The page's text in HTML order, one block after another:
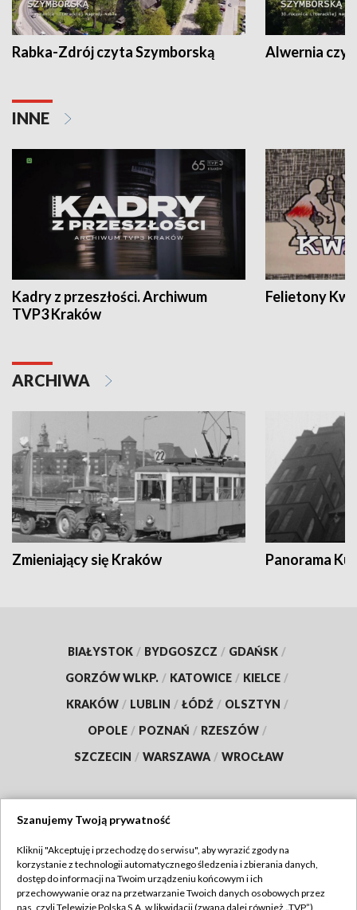
Rabka-Zdrój czyta Szymborską Alwernia
INNE
Kadry z przeszłości. Archiwum
TVP3 Kraków
Felietony
ARCHIWA
Zmieniający się Kraków Panorama
BIAŁYSTOK / BYDGOSZCZ / GDAŃSK /
GORZÓW WLKP. / KATOWICE / KIELCE /
KRAKÓW / LUBLIN / ŁÓDŹ / OLSZTYN /
OPOLE / POZNAŃ / RZESZÓW /
SZCZECIN / WARSZAWA / WROCŁAW
TVP
Abonament TVP
Regulamin TVP
Szanujemy Twoją prywatność
Kliknij "Akceptuję i przechodzę do serwisu", aby wyrazić zgody na
korzystanie z technologii automatycznego śledzenia i zbierania danych,
dostęp do informacji na Twoim urządzeniu końcowym i ich
przechowywanie oraz na przetwarzanie Twoich danych osobowych przez
nas, czyli Telewizję Polską S.A. w likwidacji (zwaną dalej również „TVP”),